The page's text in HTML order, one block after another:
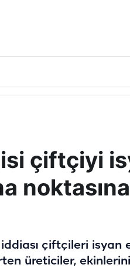
çiftçiyi
noktasına
iddiası çiftçileri isyan
üreticiler,